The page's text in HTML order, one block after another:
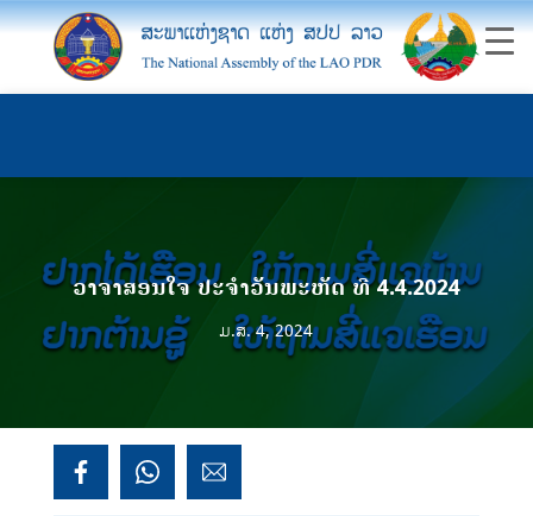
ວາຈາສອນໃຈ ປະຈຳວັນພະຫັດ ທີ 4.4.2024
ມ.ສ. 4, 2024